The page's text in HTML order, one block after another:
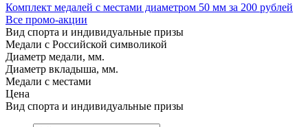
Комплект медалей с местами диаметром 50 мм за 200 рублей
Все промо-акции
Вид спорта и индивидуальные призы
Медали с Российской символикой
Диаметр медали, мм.
Диаметр вкладыша, мм.
Медали с местами
Цена
Вид спорта и индивидуальные призы